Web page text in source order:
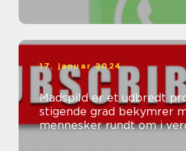
17. januar 2024
Madspild er et udbredt
stigende grad bekymrer
mennesker rundt om i